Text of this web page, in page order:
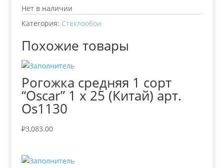
Нет в наличии
Категория: Стеклообои
Похожие товары
Рогожка средняя 1 сорт
“Oscar” 1 х 25 (Китай) арт.
Os1130
₽3,083.00